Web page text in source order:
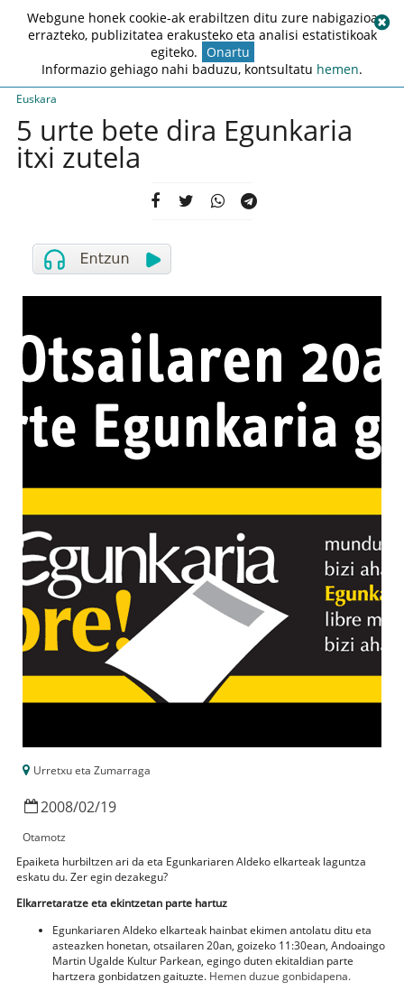
Euskara
5 urte bete dira Egunkaria
itxi zutela
Urretxu eta Zumarraga
2008/02/19
Otamotz
Epaiketa hurbiltzen ari da eta Egunkariaren Aldeko elkarteak laguntza
eskatu du. Zer egin dezakegu?
Elkarretaratze eta ekintzetan parte hartuz
Egunkariaren Aldeko elkarteak hainbat ekimen antolatu ditu eta
asteazken honetan, otsailaren 20an, goizeko 11:30ean, Andoaingo
Martin Ugalde Kultur Parkean, egingo duten ekitaldian parte
hartzera gonbidatzen gaituzte. Hemen duzue gonbidapena.
Webgune honek cookie-ak erabiltzen ditu zure nabigazioa
errazteko, publizitatea erakusteko eta analisi estatistikoak
egiteko. Onartu
Informazio gehiago nahi baduzu, kontsultatu hemen.